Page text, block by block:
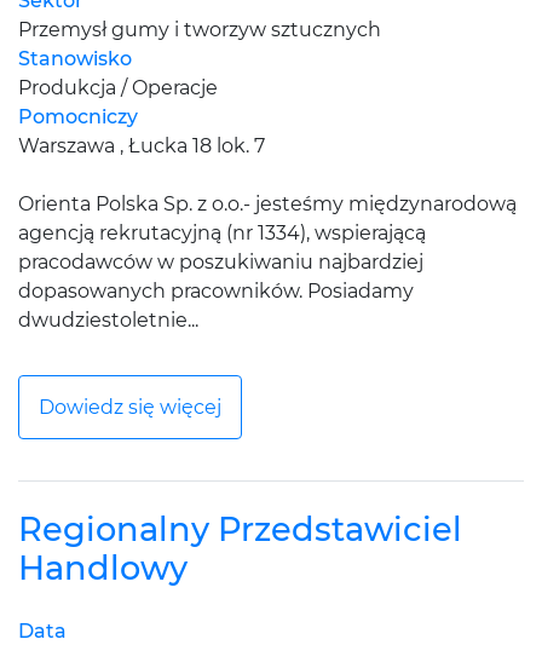
Przemysł gumy i tworzyw sztucznych
Stanowisko
Produkcja / Operacje
Pomocniczy
Warszawa , Łucka 18 lok. 7
Orienta Polska Sp. z o.o.- jesteśmy międzynarodową
agencją rekrutacyjną (nr 1334), wspierającą
pracodawców w poszukiwaniu najbardziej
dopasowanych pracowników. Posiadamy
dwudziestoletnie...
Dowiedz się więcej
Regionalny Przedstawiciel
Handlowy
Data